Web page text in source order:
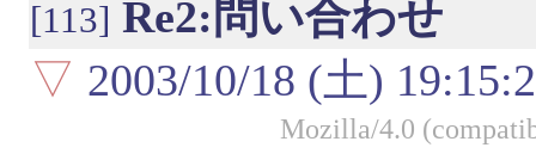
[113] Re2:問い合わせ
▽ 2003/10/18 (土)
Mozilla/4.0